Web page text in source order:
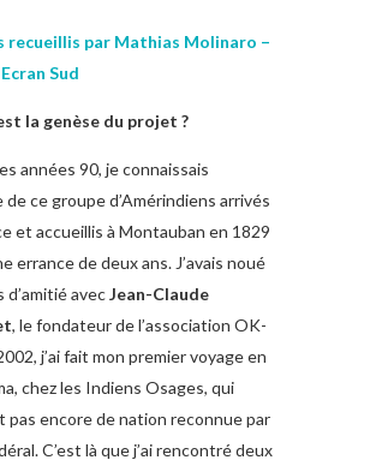
recueillis par Mathias Molinaro –
Sud
la genèse du projet ?
années 90, je connaissais
de ce groupe d’Amérindiens arrivés
et accueillis à Montauban en 1829
errance de deux ans. J’avais noué
d’amitié avecJean-Claude
, le fondateur de l’association OK-
j’ai fait mon premier voyage en
chez les Indiens Osages, qui
pas encore de nation reconnue par
C’est là que j’ai rencontré deux